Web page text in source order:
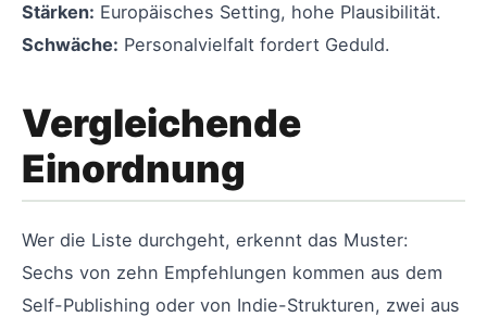
Stärken: Europäisches Setting, hohe Plausibilität.
Schwäche: Personalvielfalt fordert Geduld.
Vergleichende
Einordnung
Wer die Liste durchgeht, erkennt das Muster:
Sechs von zehn Empfehlungen kommen aus dem
Self-Publishing oder von Indie-Strukturen, zwei aus